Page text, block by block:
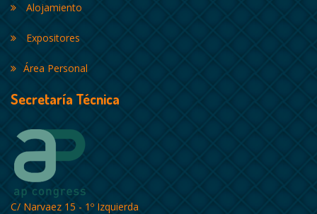
Alojamiento
Expositores
Área Personal
Secretaría Técnica
C/ Narvaez 15 - 1º Izquierda